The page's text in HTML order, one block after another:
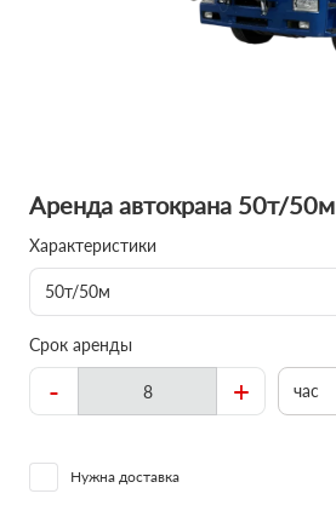
Аренда автокрана 50т/50м
Характеристики
50т/50м
Срок аренды
- + час
Нужна доставка